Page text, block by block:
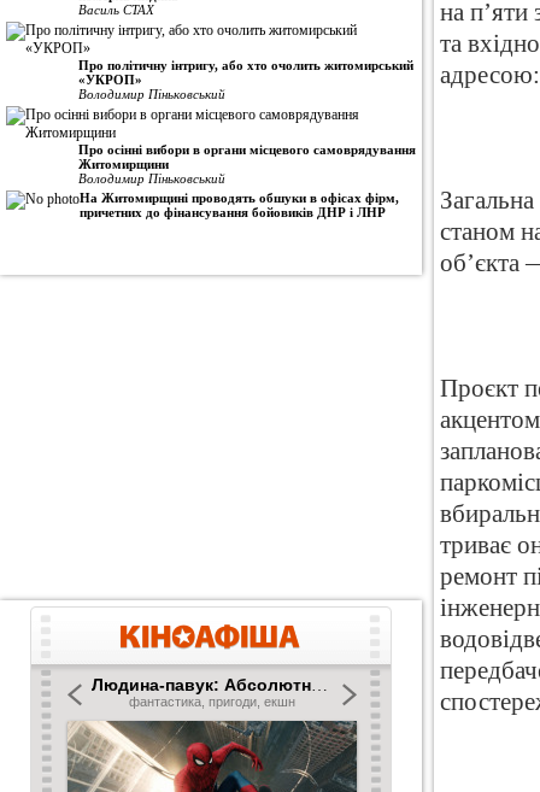
Василь СТАХ
Про політичну інтригу, або хто очолить житомирський
«УКРОП»
Володимир Піньковський
Про осінні вибори в органи місцевого самоврядування
Житомирщини
Володимир Піньковський
На Житомирщині проводять обшуки в офісах фірм,
причетних до фінансування бойовиків ДНР і ЛНР
на
та
станом
об’єкта
Проєкт
триває
ремонт